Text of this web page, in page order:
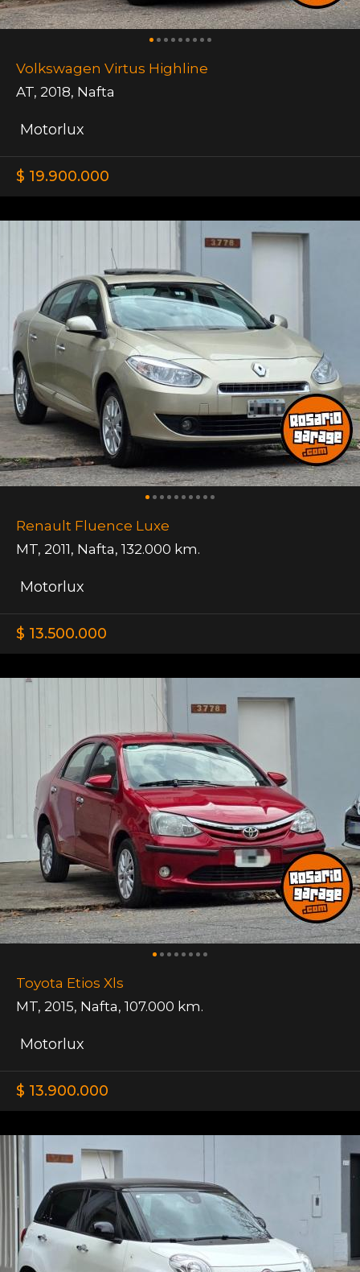
Volkswagen Virtus Highline
AT, 2018, Nafta
Motorlux
$ 19.900.000
Renault Fluence Luxe
MT, 2011, Nafta, 132.000 km.
Motorlux
$ 13.500.000
Toyota Etios Xls
MT, 2015, Nafta, 107.000 km.
Motorlux
$ 13.900.000